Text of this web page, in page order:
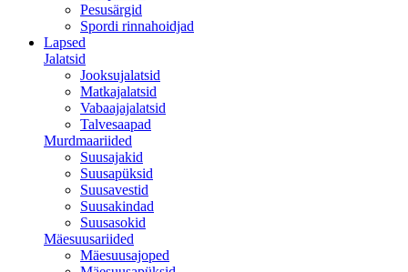
Pesusärgid
Spordi rinnahoidjad
Lapsed
Jalatsid
Jooksujalatsid
Matkajalatsid
Vabaajajalatsid
Talvesaapad
Murdmaariided
Suusajakid
Suusapüksid
Suusavestid
Suusakindad
Suusasokid
Mäesuusariided
Mäesuusajoped